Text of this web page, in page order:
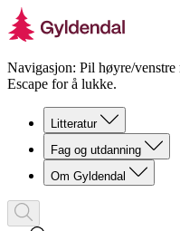
Navigasjon: Pil høyre/
Escape for å lukke.
Litteratur
Fag og utdanning
Om Gyldendal